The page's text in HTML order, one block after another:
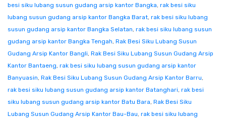
besi siku lubang susun gudang arsip kantor Bangka, rak besi siku
lubang susun gudang arsip kantor Bangka Barat, rak besi siku lubang
susun gudang arsip kantor Bangka Selatan, rak besi siku lubang susun
gudang arsip kantor Bangka Tengah, Rak Besi Siku Lubang Susun
Gudang Arsip Kantor Bangli, Rak Besi Siku Lubang Susun Gudang Arsip
Kantor Bantaeng, rak besi siku lubang susun gudang arsip kantor
Banyuasin, Rak Besi Siku Lubang Susun Gudang Arsip Kantor Barru,
rak besi siku lubang susun gudang arsip kantor Batanghari, rak besi
siku lubang susun gudang arsip kantor Batu Bara, Rak Besi Siku
Lubang Susun Gudang Arsip Kantor Bau-Bau, rak besi siku lubang